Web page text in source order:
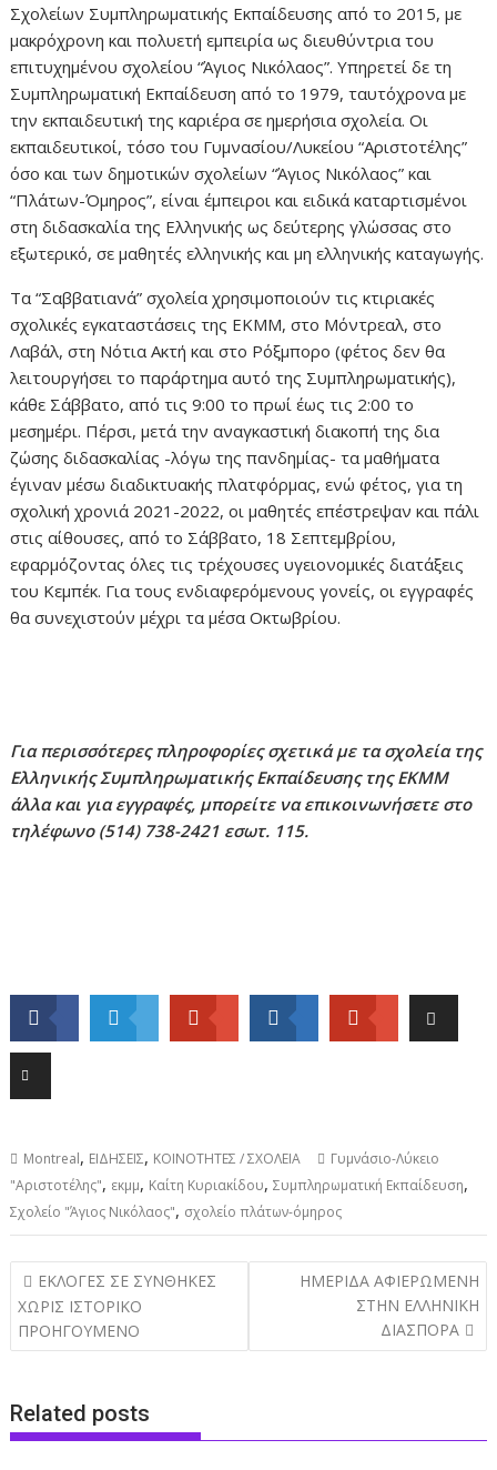
Σχολείων Συμπληρωματικής Εκπαίδευσης από το 2015, με
μακρόχρονη και πολυετή εμπειρία ως διευθύντρια του
επιτυχημένου σχολείου “Άγιος Νικόλαος”. Υπηρετεί δε τη
Συμπληρωματική Εκπαίδευση από το 1979, ταυτόχρονα με
την εκπαιδευτική της καριέρα σε ημερήσια σχολεία. Οι
εκπαιδευτικοί, τόσο του Γυμνασίου/Λυκείου “Αριστοτέλης”
όσο και των δημοτικών σχολείων “Άγιος Νικόλαος” και
“Πλάτων-Όμηρος”, είναι έμπειροι και ειδικά καταρτισμένοι
στη διδασκαλία της Ελληνικής ως δεύτερης γλώσσας στο
εξωτερικό, σε μαθητές ελληνικής και μη ελληνικής καταγωγής.
Τα “Σαββατιανά” σχολεία χρησιμοποιούν τις κτιριακές
σχολικές εγκαταστάσεις της ΕΚΜΜ, στο Μόντρεαλ, στο
Λαβάλ, στη Νότια Ακτή και στο Ρόξμπορο (φέτος δεν θα
λειτουργήσει το παράρτημα αυτό της Συμπληρωματικής),
κάθε Σάββατο, από τις 9:00 το πρωί έως τις 2:00 το
μεσημέρι. Πέρσι, μετά την αναγκαστική διακοπή της δια
ζώσης διδασκαλίας -λόγω της πανδημίας- τα μαθήματα
έγιναν μέσω διαδικτυακής πλατφόρμας, ενώ φέτος, για τη
σχολική χρονιά 2021-2022, οι μαθητές επέστρεψαν και πάλι
στις αίθουσες, από το Σάββατο, 18 Σεπτεμβρίου,
εφαρμόζοντας όλες τις τρέχουσες υγειονομικές διατάξεις
του Κεμπέκ. Για τους ενδιαφερόμενους γονείς, οι εγγραφές
θα συνεχιστούν μέχρι τα μέσα Οκτωβρίου.
Για περισσότερες πληροφορίες σχετικά με τα σχολεία της
Ελληνικής Συμπληρωματικής Εκπαίδευσης της ΕΚΜΜ
άλλα και για εγγραφές, μπορείτε να επικοινωνήσετε στο
τηλέφωνο (514) 738-2421 εσωτ. 115.
Montreal, ΕΙΔΗΣΕΙΣ, ΚΟΙΝΟΤΗΤΕΣ / ΣΧΟΛΕΙΑ
Γυμνάσιο-Λύκειο
"Αριστοτέλης", εκμμ, Καίτη Κυριακίδου,Συμπληρωματική Εκπαίδευση,
Σχολείο "Άγιος Νικόλαος", σχολείο πλάτων-όμηρος
Post
navigation
ΕΚΛΟΓΕΣ ΣΕ ΣΥΝΘΗΚΕΣ
ΧΩΡΙΣ ΙΣΤΟΡΙΚΟ
ΠΡΟΗΓΟΥΜΕΝΟ
ΗΜΕΡΙΔΑ ΑΦΙΕΡΩΜΕΝΗ
ΣΤΗΝ ΕΛΛΗΝΙΚΗ
ΔΙΑΣΠΟΡΑ
Related posts